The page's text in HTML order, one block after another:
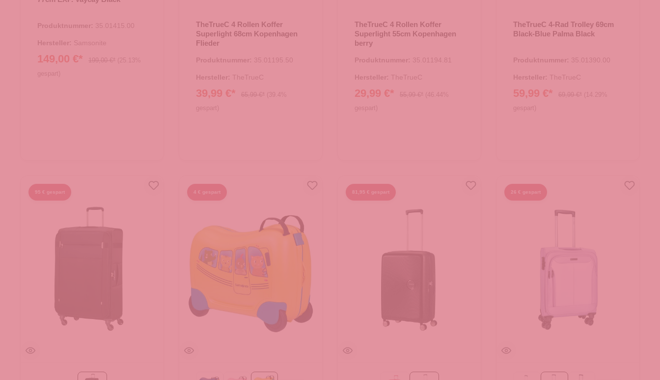
Produktnummer: 35.01415.00
Hersteller: Samsonite
149,00 €* 199,00 €* (25.13%
gespart)
TheTrueC 4 Rollen Koffer
Superlight 68cm Kopenhagen
Flieder
Produktnummer: 35.01195.50
Hersteller: TheTrueC
39,99 €* 65,99 €* (39.4%
gespart)
TheTrueC 4 Rollen Koffer
Superlight 55cm Kopenhagen
berry
Produktnummer: 35.01194.81
Hersteller: TheTrueC
29,99 €* 55,99 €* (46.44%
gespart)
TheTrueC 4-Rad Trolley 69cm
Black-Blue Palma Black
Produktnummer: 35.01390.00
Hersteller: TheTrueC
59,99 €* 69,99 €* (14.29%
gespart)
95 € gespart 4 € gespart 81,95 € gespart 26 € gespart